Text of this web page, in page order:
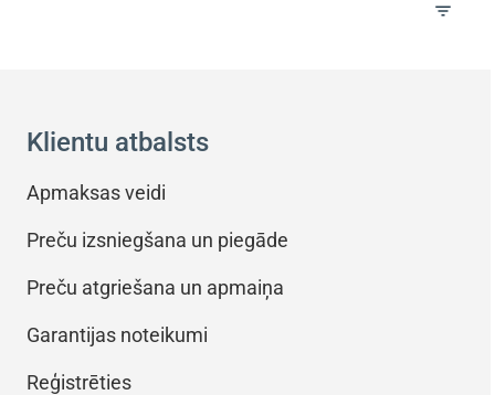
filter_list
Klientu atbalsts
Apmaksas veidi
Preču izsniegšana un piegāde
Preču atgriešana un apmaiņa
Garantijas noteikumi
Reģistrēties